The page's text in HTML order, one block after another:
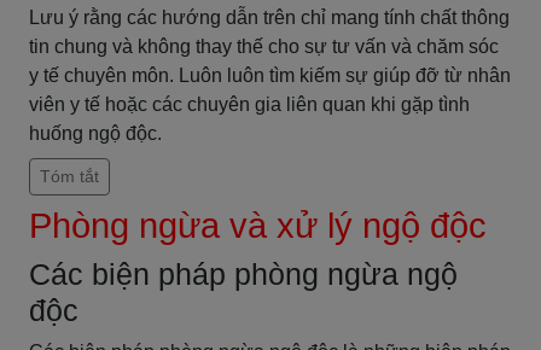
Lưu ý rằng các hướng dẫn trên chỉ mang tính chất thông
tin chung và không thay thế cho sự tư vấn và chăm sóc
y tế chuyên môn. Luôn luôn tìm kiếm sự giúp đỡ từ nhân
viên y tế hoặc các chuyên gia liên quan khi gặp tình
huống ngộ độc.
Tóm tắt
Phòng ngừa và xử lý ngộ độc
Các biện pháp phòng ngừa ngộ
độc